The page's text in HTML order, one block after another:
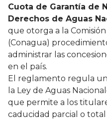
Cuota de Garantía de
Derechos de Aguas
que otorga a la
(Conagua)
administrar las
en el país.
El reglamento regula
la Ley de Aguas
que permite a los
caducidad parcial o